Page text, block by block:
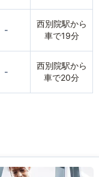
-
西別院駅から
車で19分
-
西別院駅から
車で20分